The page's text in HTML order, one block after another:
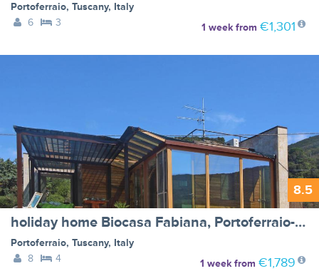
Portoferraio, Tuscany, Italy
6
3 1 weekfrom €1,301
8.5
holiday home Biocasa Fabiana, Portoferraio-Magazzini-Biocasa Fabiana
Portoferraio, Tuscany, Italy
8
4 1 weekfrom €1,789